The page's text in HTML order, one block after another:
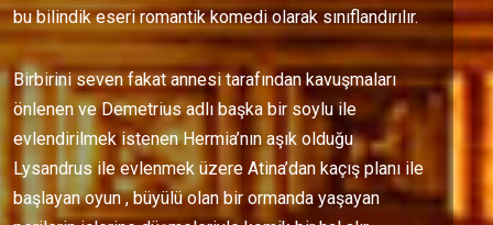
bu bilindik eseri romantik komedi olarak sınıflandırılır.
Birbirini seven fakat annesi tarafından kavuşmaları
önlenen ve Demetrius adlı başka bir soylu ile
evlendirilmek istenen Hermia’nın aşık olduğu
Lysandrus ile evlenmek üzere Atina’dan kaçış planı ile
başlayan oyun , büyülü olan bir ormanda yaşayan